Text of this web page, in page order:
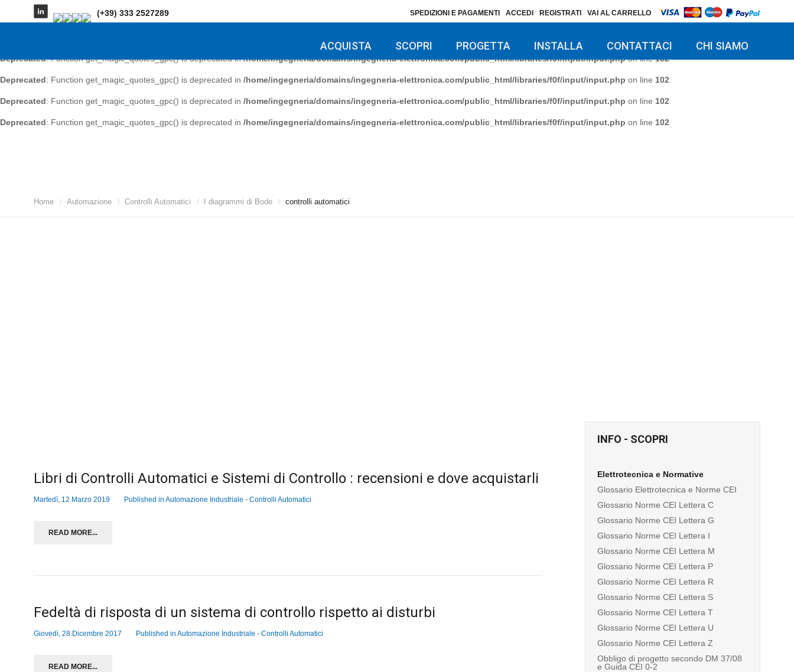
Deprecated: Function get_magic_quotes_gpc() is deprecated in /home/ingegneria/domains/ingegneria-elettronica.com/public_html/libraries/f0f/input/input.phpon line 102
Deprecated: Function get_magic_quotes_gpc() is deprecated in/home/ingegneria/domains/ingegneria-elettronica.com/public_html/libraries/f0f/input/input.phpon line102
Deprecated: Function get_magic_quotes_gpc() is deprecated in /home/ingegneria/domains/ingegneria-elettronica.com/public_html/libraries/f0f/input/input.php on line 102
Deprecated: Function get_magic_quotes_gpc() is deprecated in /home/ingegneria/domains/ingegneria-elettronica.com/public_html/libraries/f0f/input/input.php on line 102
Deprecated: Function get_magic_quotes_gpc() is deprecated in /home/ingegneria/domains/ingegneria-elettronica.com/public_html/libraries/f0f/input/input.php on line 102
(+39) 333 2527289 SPEDIZIONI E PAGAMENTI ACCEDI REGISTRATI VAI AL CARRELLO
ACQUISTA SCOPRI PROGETTA INSTALLA CONTATTACI CHI SIAMO
Home / Automazione / Controlli Automatici / I diagrammi di Bode / controlli automatici
Libri di Controlli Automatici e Sistemi di Controllo : recensioni e dove acquistarli
Martedì, 12 Marzo 2019 Published in Automazione Industriale - Controlli Automatici
READ MORE...
Fedeltà di risposta di un sistema di controllo rispetto ai disturbi
Giovedì, 28 Dicembre 2017 Published in Automazione Industriale - Controlli Automatici
READ MORE...
INFO - SCOPRI
Elettrotecnica e Normative
Glossario Elettrotecnica e Norme CEI
Glossario Norme CEI Lettera C
Glossario Norme CEI Lettera G
Glossario Norme CEI Lettera I
Glossario Norme CEI Lettera M
Glossario Norme CEI Lettera P
Glossario Norme CEI Lettera R
Glossario Norme CEI Lettera S
Glossario Norme CEI Lettera T
Glossario Norme CEI Lettera U
Glossario Norme CEI Lettera Z
Obbligo di progetto secondo DM 37/08
e Guida CEI 0-2